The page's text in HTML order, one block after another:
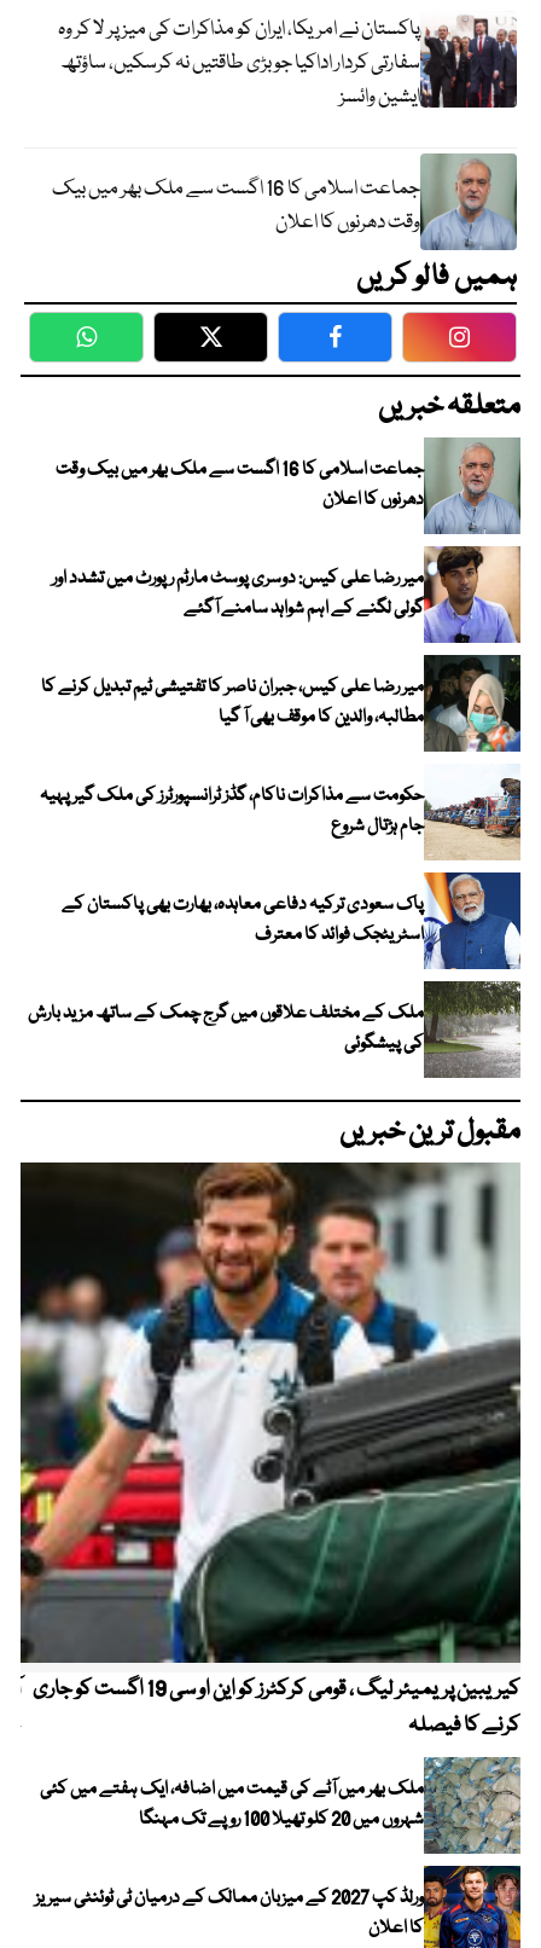
پاکستان نے امریکا، ایران کو مذاکرات کی میز پر لا کر وہ
سفارتی کردار اداکیا جو بڑی طاقتیں نہ کرسکیں، ساؤتھ
ایشین وائسز
جماعت اسلامی کا 16 اگست سے ملک بھر میں بیک
وقت دھرنوں کا اعلان
ہمیں فالو کریں
WhatsApp Twitter Facebook
متعلقہ خبریں
جماعت اسلامی کا 16 اگست سے ملک بھر میں بیک وقت
دھرنوں کا اعلان
میر رضا علی کیس: دوسری پوسٹ مارٹم رپورٹ میں تشدد اور
گولی لگنے کے اہم شواہد سامنے آگئے
میر رضا علی کیس، جبران ناصر کا تفتیشی ٹیم تبدیل کرنے کا
مطالبہ، والدین کا موقف بھی آ گیا
حکومت سے مذاکرات ناکام، گڈز ٹرانسپورٹرز کی ملک گیر پہیہ
جام ہڑتال شروع
پاک سعودی ترکیہ دفاعی معاہدہ، بھارت بھی پاکستان کے
اسٹریٹجک فوائد کا معترف
ملک کے مختلف علاقوں میں گرج چمک کے ساتھ مزید بارش
کی پیشگوئی
مقبول ترین خبریں
کیریبین پریمیئر لیگ ، قومی کرکٹرز کو این او سی 19 اگست کو جاری
کرنے کا فیصلہ
ملک بھر میں آٹے کی قیمت میں اضافہ، ایک ہفتے میں کئی
شہروں میں 20 کلو تھیلا 100 روپے تک مہنگا
ورلڈ کپ 2027 کے میزبان ممالک کے درمیان ٹی ٹوئنٹی سیریز
کا اعلان